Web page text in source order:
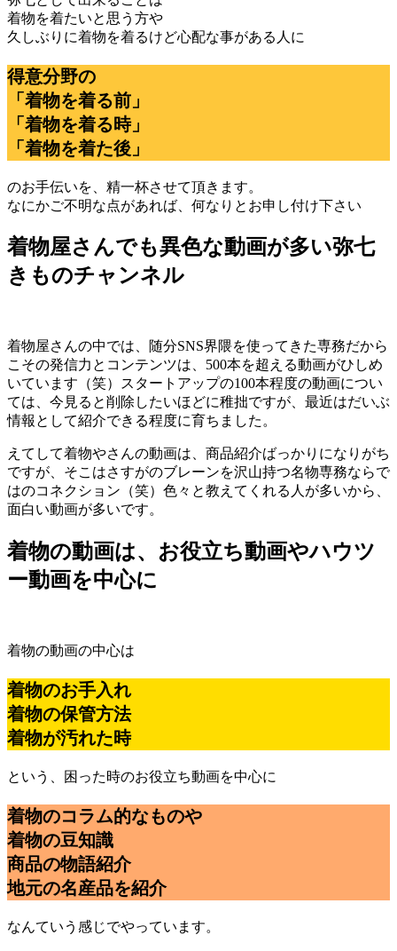
着物を着たいと思う方や
久しぶりに着物を着るけど心配な事がある人に
得意分野の
「着物を着る前」
「着物を着る時」
「着物を着た後」
のお手伝いを、精一杯させて頂きます。
なにかご不明な点があれば、何なりとお申し付け下さい
着物屋さんでも異色な動画が多い弥七
きものチャンネル
着物屋さんの中では、随分SNS界隈を使ってきた専務だから
こその発信力とコンテンツは、500本を超える動画がひしめ
いています（笑）スタートアップの100本程度の動画につい
ては、今見ると削除したいほどに稚拙ですが、最近はだいぶ
情報として紹介できる程度に育ちました。
えてして着物やさんの動画は、商品紹介ばっかりになりがち
ですが、そこはさすがのブレーンを沢山持つ名物専務ならで
はのコネクション（笑）色々と教えてくれる人が多いから、
面白い動画が多いです。
着物の動画は、お役立ち動画やハウツ
ー動画を中心に
着物の動画の中心は
着物のお手入れ
着物の保管方法
着物が汚れた時
という、困った時のお役立ち動画を中心に
着物のコラム的なものや
着物の豆知識
商品の物語紹介
地元の名産品を紹介
なんていう感じでやっています。